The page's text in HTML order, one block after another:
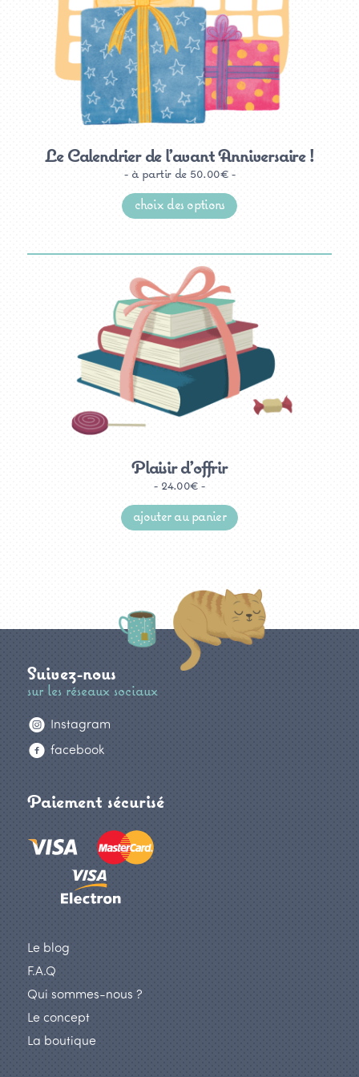
Le Calendrier de l’avant Anniversaire !
à partir de 50.00€
choix des options
a
options
page
du
produit
Plaisir d’offrir
24.00€
ajouter au panier
Suivez-nous
sur les réseaux sociaux
Instagram
facebook
Paiement sécurisé
Le blog
F.A.Q
Qui sommes-nous ?
Le concept
La boutique